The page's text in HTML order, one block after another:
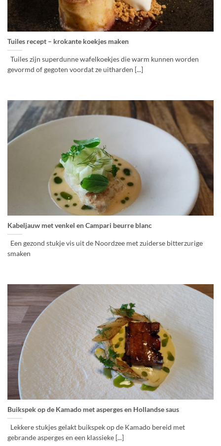
Tuiles recept – krokante koekjes maken
Tuiles zijn superdunne wafelkoekjes die warm kunnen worden
gevormd of gegoten voordat ze uitharden [...]
Kabeljauw met venkel en Campari beurre blanc
Een gezond stukje vis uit de Noordzee met zuiderse bitterzurige
smaken
Buikspek op de Kamado met asperges en Hollandse saus
Lekkere stukjes gelakt buikspek op de Kamado bereid met
gebrande asperges en een klassieke [...]